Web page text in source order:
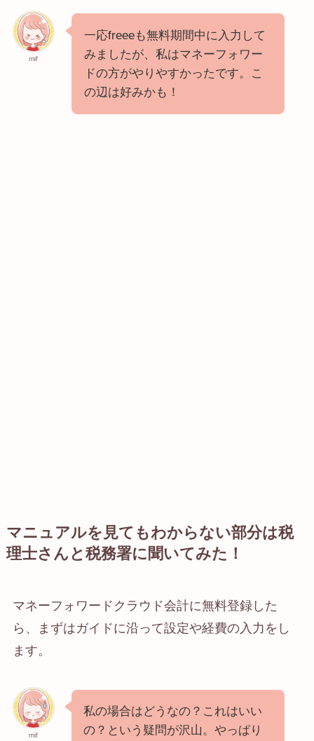
mif
一応freeeも無料期間中に入力して
みましたが、私はマネーフォワー
ドの方がやりやすかったです。こ
の辺は好みかも！
マニュアルを見てもわからない部分は税
理士さんと税務署に聞いてみた！
マネーフォワードクラウド会計に無料登録した
ら、まずはガイドに沿って設定や経費の入力をし
ます。
mif
私の場合はどうなの？これはいい
の？という疑問が沢山。やっぱり